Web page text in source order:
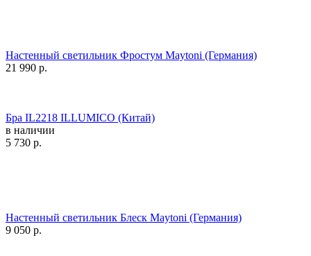
Настенный светильник Фростум Maytoni (Германия)
21 990 р.
Бра IL2218 ILLUMICO (Китай)
в наличии
5 730 р.
Настенный светильник Блеск Maytoni (Германия)
9 050 р.